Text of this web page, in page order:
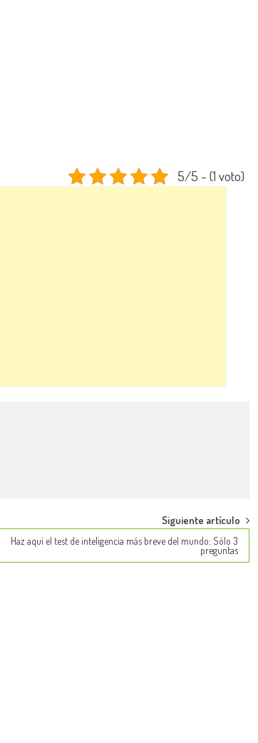
5/5 - (1 voto)
Siguiente artículo
Haz aquí el test de inteligencia más breve del mundo: Sólo 3
preguntas